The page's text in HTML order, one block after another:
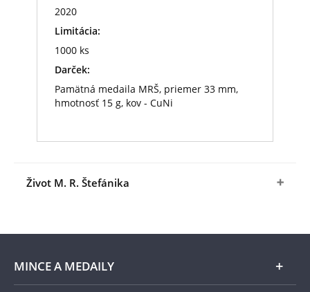
2020
Limitácia:
1000 ks
Darček:
Pamätná medaila MRŠ, priemer 33 mm,
hmotnosť 15 g, kov - CuNi
Život M. R. Štefánika
1880, Košariská – † 4. máj 1919, Ivanka pri Dunaji)
diplomat a politik. Mal najväčšiu zásluhu na
formovaní česko-slovenského zahraničného
MINCE A MEDAILY